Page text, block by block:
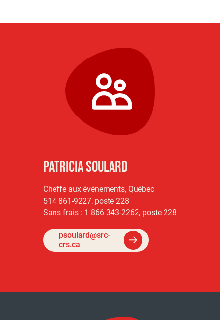
Patricia Soulard
Cheffe aux événements, Québec
514 861-9227, poste 228
Sans frais : 1 866 343-2262, poste 228
psoulard@src-
crs.ca